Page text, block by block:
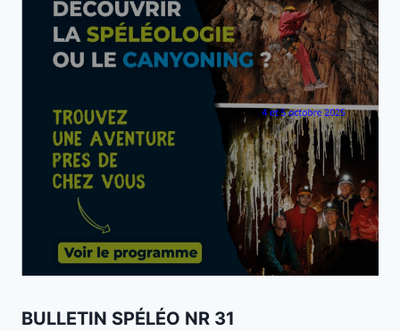
BULLETIN SPÉLÉO NR 31